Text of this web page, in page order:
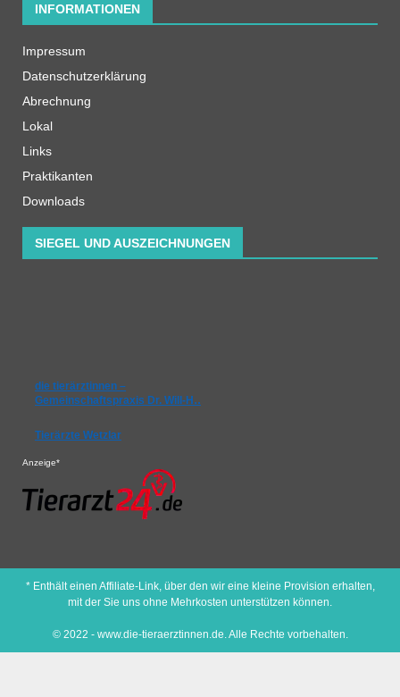
INFORMATIONEN
Impressum
Datenschutzerklärung
Abrechnung
Lokal
Links
Praktikanten
Downloads
SIEGEL UND AUSZEICHNUNGEN
die tierärztinnen –
Gemeinschaftspraxis Dr. Will-H…
Tierärzte Wetzlar
Anzeige*
* Enthält einen Affiliate-Link, über den wir eine kleine Provision erhalten,
mit der Sie uns ohne Mehrkosten unterstützen können.
© 2022 - www.die-tieraerztinnen.de. Alle Rechte vorbehalten.